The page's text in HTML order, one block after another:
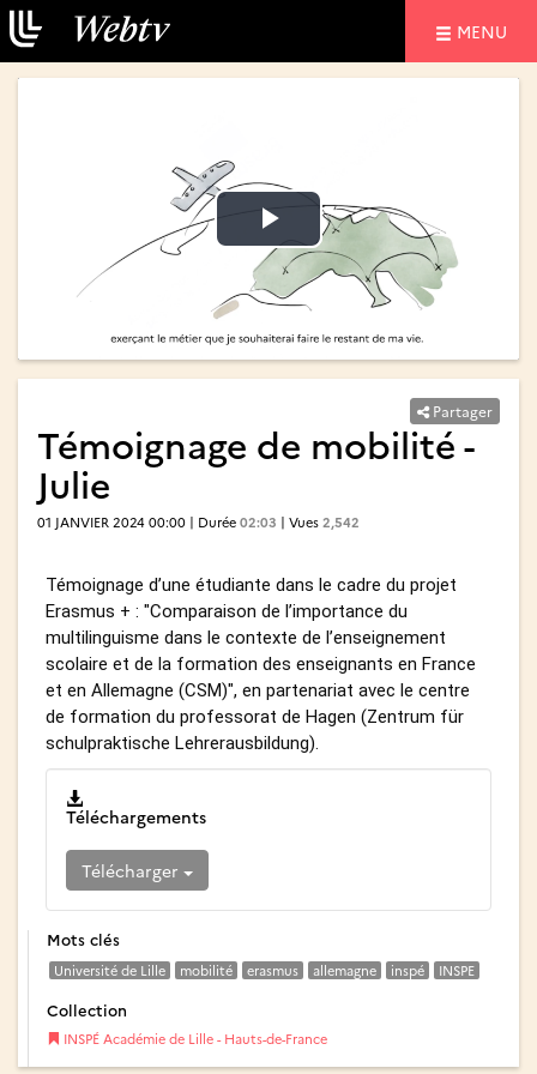
MENU
Lire
la
vidéo
Lire
la
vidéo
Partager
Témoignage de mobilité -
Julie
01 JANVIER 2024 00:00 | Durée 02:03 | Vues 2,542
Témoignage d’une étudiante dans le cadre du projet
Erasmus + : "Comparaison de l’importance du
multilinguisme dans le contexte de l’enseignement
scolaire et de la formation des enseignants en France
et en Allemagne (CSM)", en partenariat avec le centre
de formation du professorat de Hagen (Zentrum für
schulpraktische Lehrerausbildung).
Téléchargements
Télécharger
Mots clés
Université de Lille mobilité erasmus allemagne inspé INSPE
Collection
INSPÉ Académie de Lille - Hauts-de-France